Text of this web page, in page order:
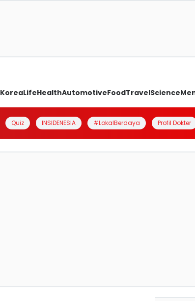
KoreaLifeHealthAutomotiveFoodTravelScience
Quiz INSIDENESIA #LokalBerdaya Profil Dokter